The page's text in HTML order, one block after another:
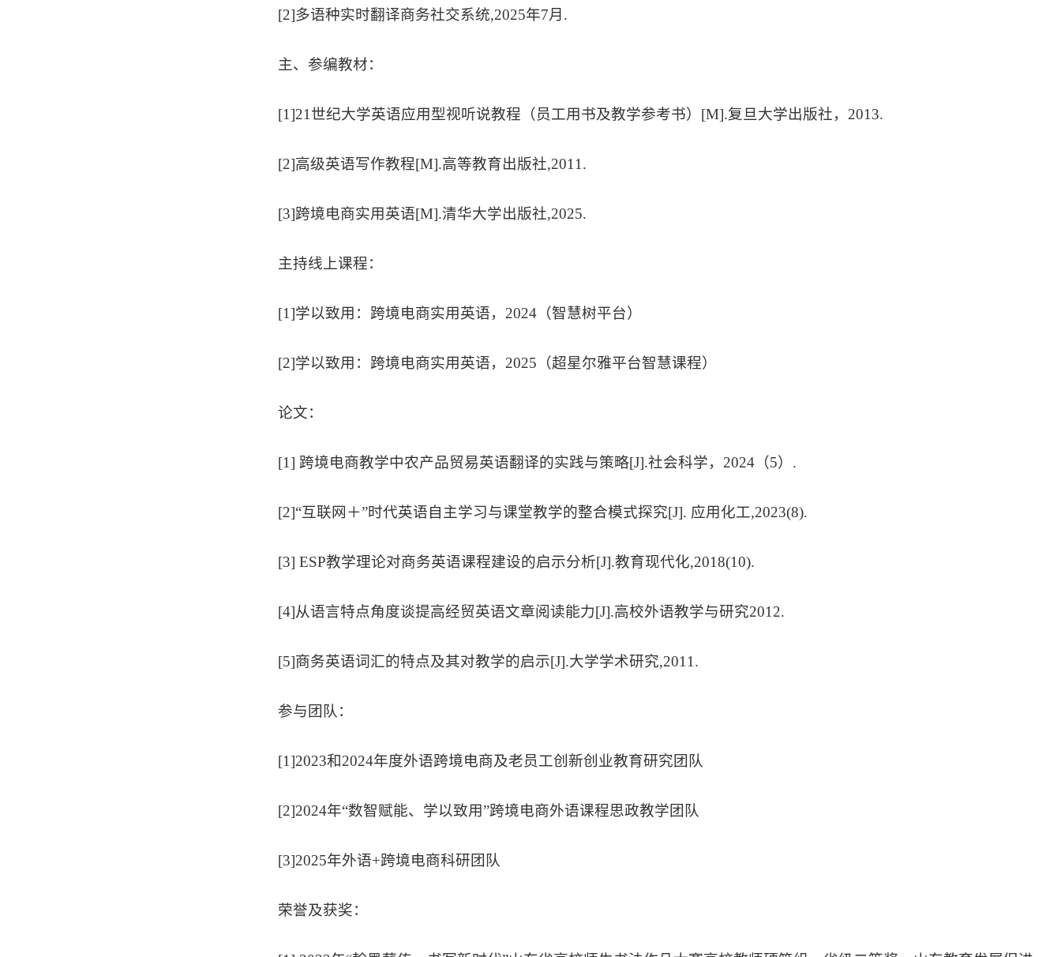
[2]多语种实时翻译商务社交系统,2025年7月.
主、参编教材：
[1]21世纪大学英语应用型视听说教程（员工用书及教学参考书）[M].复旦大学出版社，2013.
[2]高级英语写作教程[M].高等教育出版社,2011.
[3]跨境电商实用英语[M].清华大学出版社,2025.
主持线上课程：
[1]学以致用：跨境电商实用英语，2024（智慧树平台）
[2]学以致用：跨境电商实用英语，2025（超星尔雅平台智慧课程）
论文：
[1] 跨境电商教学中农产品贸易英语翻译的实践与策略[J].社会科学，2024（5）.
[2]“互联网＋”时代英语自主学习与课堂教学的整合模式探究[J]. 应用化工,2023(8).
[3] ESP教学理论对商务英语课程建设的启示分析[J].教育现代化,2018(10).
[4]从语言特点角度谈提高经贸英语文章阅读能力[J].高校外语教学与研究2012.
[5]商务英语词汇的特点及其对教学的启示[J].大学学术研究,2011.
参与团队：
[1]2023和2024年度外语跨境电商及老员工创新创业教育研究团队
[2]2024年“数智赋能、学以致用”跨境电商外语课程思政教学团队
[3]2025年外语+跨境电商科研团队
荣誉及获奖：